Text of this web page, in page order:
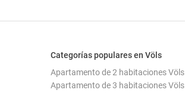
Categorías populares en Völs
Apartamento de 2 habitaciones Völs
Apartamento de 3 habitaciones Völs